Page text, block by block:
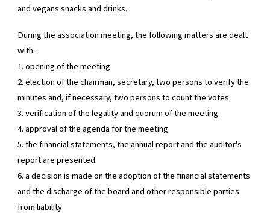
and vegans snacks and drinks.
During the association meeting, the following matters are dealt
with:
1. opening of the meeting
2. election of the chairman, secretary, two persons to verify the
minutes and, if necessary, two persons to count the votes.
3. verification of the legality and quorum of the meeting
4. approval of the agenda for the meeting
5. the financial statements, the annual report and the auditor's
report are presented.
6. a decision is made on the adoption of the financial statements
and the discharge of the board and other responsible parties
from liability